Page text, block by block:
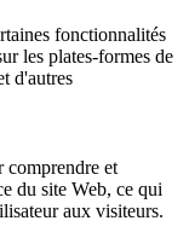
fonctionnalités
les plates-formes de
d'autres
comprendre et
du site Web, ce qui
aux visiteurs.